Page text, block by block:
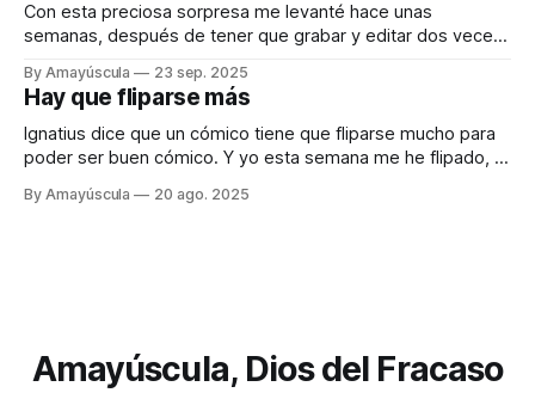
Con esta preciosa sorpresa me levanté hace unas
semanas, después de tener que grabar y editar dos veces
principal había sido eliminado de golpe, sin aviso previo. Ya
no quedaba nada. No estaba monetizado, no me generaba
ningún beneficio tangible
By Amayúscula 23 sep. 2025
Hay que fliparse más
Ignatius dice que un cómico tiene que fliparse mucho para
poder ser buen cómico. Y yo esta semana me he flipado, lo
50 %. He aprovechado que esta semana estoy de
By Amayúscula 20 ago. 2025
Amayúscula, Dios del Fracaso